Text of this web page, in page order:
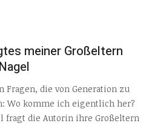
meiner Großeltern
die von Generation zu
Wo komme ich eigentlich her?
fragt die Autorin ihre Großeltern